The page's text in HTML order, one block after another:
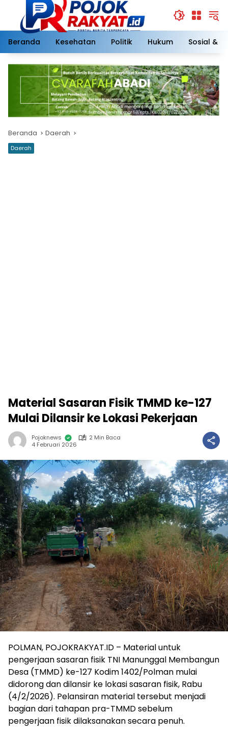
Langsung
konten
Beranda
Kesehatan Politik Hukum Sosial &
Beranda Daerah
Daerah
Material Sasaran Fisik TMMD ke-127
Mulai Dilansir ke Lokasi Pekerjaan
Pojoknews
2 Min Baca
4 Februari 2026
POLMAN, POJOKRAKYAT.ID – Material untuk
pengerjaan sasaran fisik TNI Manunggal Membangun
Desa (TMMD) ke-127 Kodim 1402/Polman mulai
didorong dan dilansir ke lokasi sasaran fisik, Rabu
(4/2/2026). Pelansiran material tersebut menjadi
bagian dari tahapan pra-TMMD sebelum
pengerjaan fisik dilaksanakan secara penuh.